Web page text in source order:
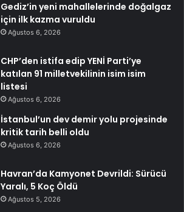
Gediz’in yeni mahallelerinde doğalgaz
için ilk kazma vuruldu
Ağustos 6, 2026
CHP’den istifa edip YENİ Parti’ye
katılan 91 milletvekilinin isim isim
listesi
Ağustos 6, 2026
İstanbul’un dev demir yolu projesinde
kritik tarih belli oldu
Ağustos 6, 2026
Havran’da Kamyonet Devrildi: Sürücü
Yaralı, 5 Koç Öldü
Ağustos 5, 2026